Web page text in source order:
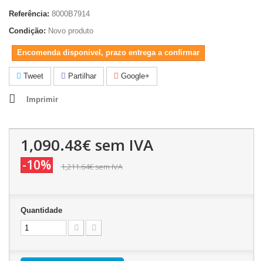
Referência: 8000B7914
Condição: Novo produto
Encomenda disponivel, prazo entrega a confirmar
Tweet Partilhar Google+
Imprimir
1,090.48€ sem IVA
-10% 1,211.64€sem IVA
Quantidade